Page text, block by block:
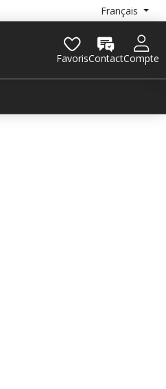
Français
ContactCompte
Favoris